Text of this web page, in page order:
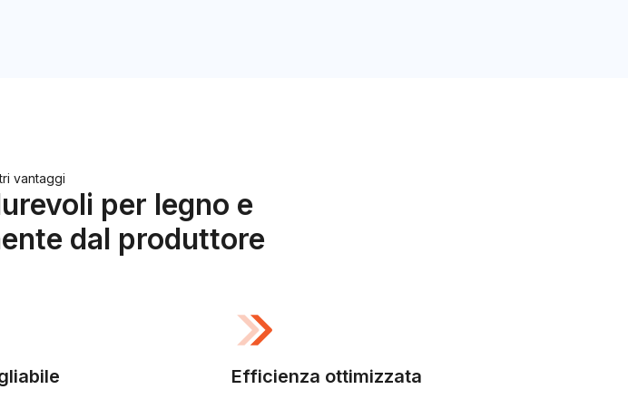
vantaggi
per legno e
dal produttore
Efficienza ottimizzata